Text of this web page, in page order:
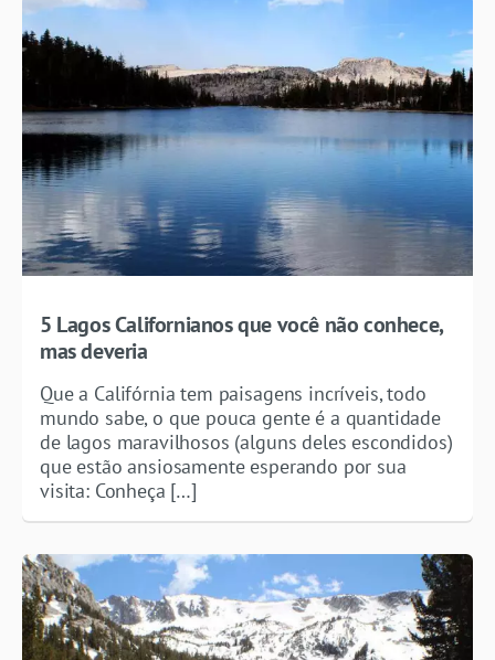
5 Lagos Californianos que você não conhece,
mas deveria
Que a Califórnia tem paisagens incríveis, todo
mundo sabe, o que pouca gente é a quantidade
de lagos maravilhosos (alguns deles escondidos)
que estão ansiosamente esperando por sua
visita: Conheça […]